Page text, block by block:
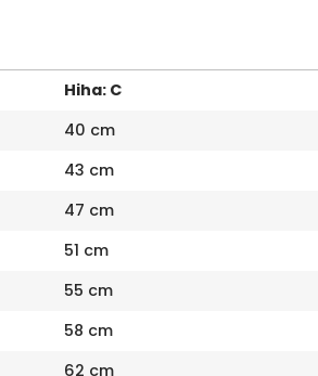
Hiha: C
40 cm
43 cm
47 cm
51 cm
55 cm
58 cm
62 cm